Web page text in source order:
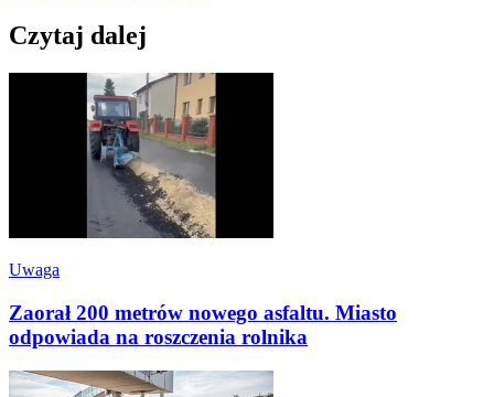
Czytaj dalej
Uwaga
Zaorał 200 metrów nowego asfaltu. Miasto
odpowiada na roszczenia rolnika